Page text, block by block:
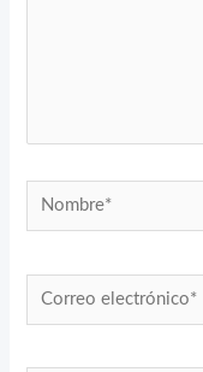
Nombre*
Correo
electrónico*